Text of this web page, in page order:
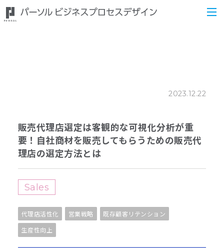
2023.12.22
販売代理店選定は客観的な可視化分析が重
要！自社商材を販売してもらうための販売代
理店の選定方法とは
Sales
代理店活性化 営業戦略
既存顧客リテンション
生産性向上